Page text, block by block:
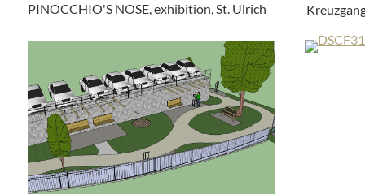
PINOCCHIO'S NOSE, exhibition, St. Ulrich